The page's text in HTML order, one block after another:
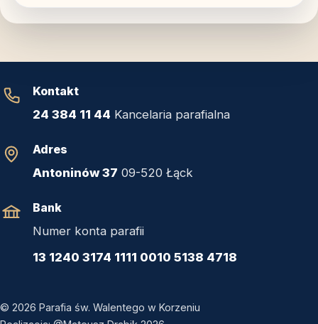
Kontakt
24 384 11 44 Kancelaria parafialna
Bank
Numer konta parafii
13 1240 3174 1111 0010 5138 4718
Adres
Antoninów 37 09-520 Łąck
© 2026 Parafia św. Walentego w Korzeniu